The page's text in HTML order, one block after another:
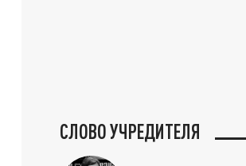
СЛОВО УЧРЕДИТЕЛЯ